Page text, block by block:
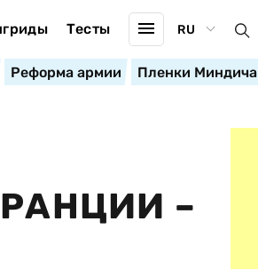
Тесты RU
Реформа армии Пленки Миндича
–